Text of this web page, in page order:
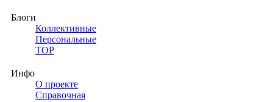
Блоги
Коллективные
Персональные
TOP
Инфо
О проекте
Справочная